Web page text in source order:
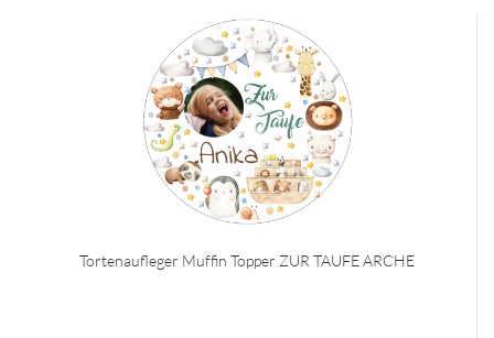
Tortenaufleger Muffin Topper ZUR TAUFE ARCHE